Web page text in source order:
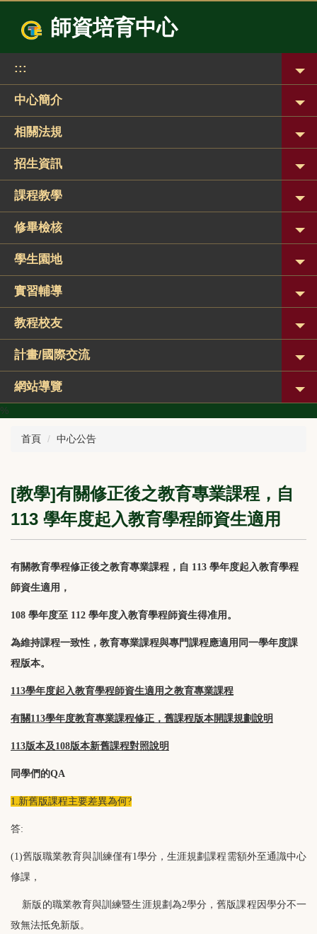
要
內
容
區
師資培育中心
:::
中心簡介
相關法規
招生資訊
課程教學
修畢檢核
學生園地
實習輔導
教程校友
計畫/國際交流
網站導覽
%
首頁 中心公告
[教學]有關修正後之教育專業課程，自
113 學年度起入教育學程師資生適用
有關教育學程修正後之教育專業課程，自 113 學年度起入教育學程
師資生適用，
108 學年度至 112 學年度入教育學程師資生得准用。
為維持課程一致性，教育專業課程與專門課程應適用同一學年度課
程版本。
113學年度起入教育學程師資生適用之教育專業課程
有關113學年度教育專業課程修正，舊課程版本開課規劃說明
113版本及108版本新舊課程對照說明
同學們的QA
1.新舊版課程主要差異為何?
答:
(1)舊版職業教育與訓練僅有1學分，生涯規劃課程需額外至通識中心
修課，
新版的職業教育與訓練暨生涯規劃為2學分，舊版課程因學分不一
致無法抵免新版。